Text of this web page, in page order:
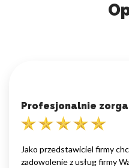
Profesjonalnie
Jako przedstawiciel firmy
zadowolenie z usług firmy